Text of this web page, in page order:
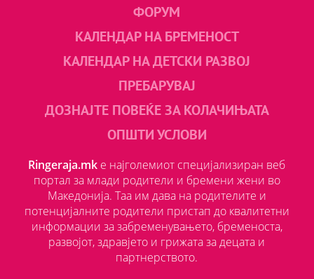
ФОРУМ
КАЛЕНДАР НА БРЕМЕНОСТ
КАЛЕНДАР НА ДЕТСКИ РАЗВОЈ
ПРЕБАРУВАЈ
ДОЗНАЈТЕ ПОВЕЌЕ ЗА КОЛАЧИЊАТА
ОПШТИ УСЛОВИ
Ringeraja.mk е најголемиот специјализиран веб
портал за млади родители и бремени жени во
Македонија. Таа им дава на родителите и
потенцијалните родители пристап до квалитетни
информации за забременувањето, бременоста,
развојот, здравјето и грижата за децата и
партнерството.